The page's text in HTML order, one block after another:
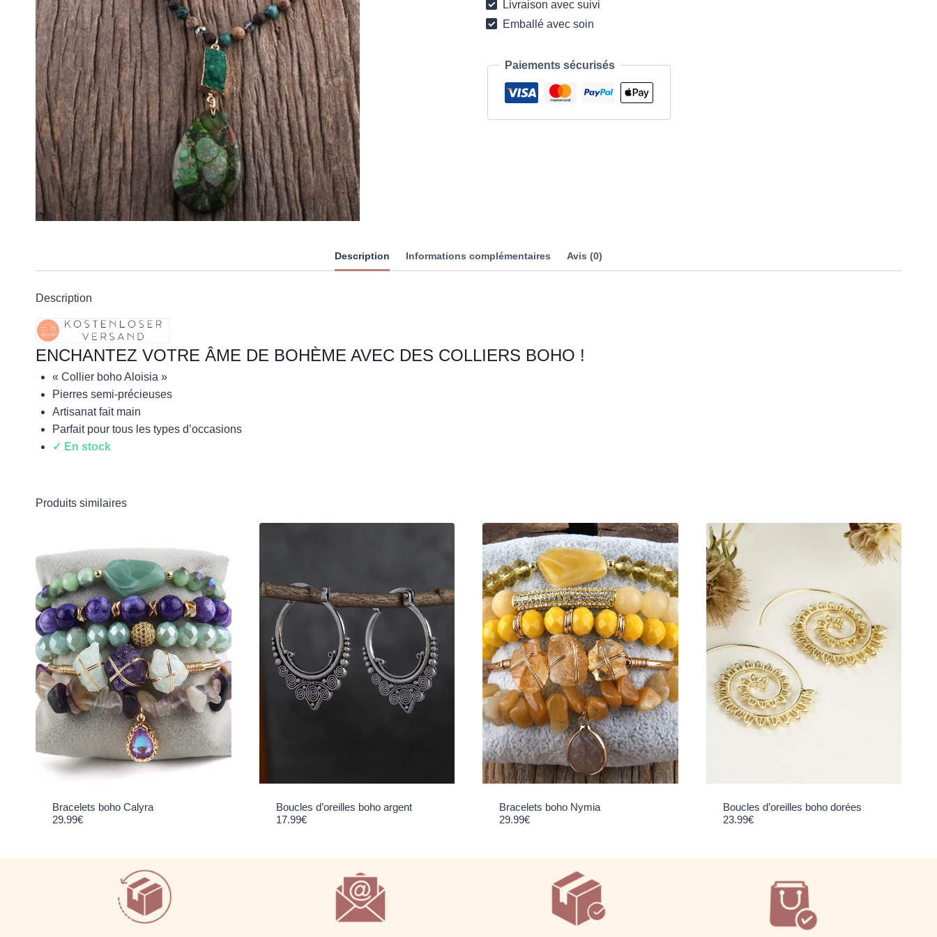
Livraison avec suivi
Emballé avec soin
Paiements sécurisés
Description Informations complémentaires Avis (0)
Description
ENCHANTEZ VOTRE ÂME DE BOHÈME AVEC DES COLLIERS BOHO !
« Collier boho Aloisia »
Pierres semi-précieuses
Artisanat fait main
Parfait pour tous les types d’occasions
✓ En stock
Produits similaires
Bracelets boho Calyra
29.99€
Boucles d’oreilles boho argent
17.99€
Bracelets boho Nymia
29.99€
Boucles d’oreilles boho dorées
23.99€